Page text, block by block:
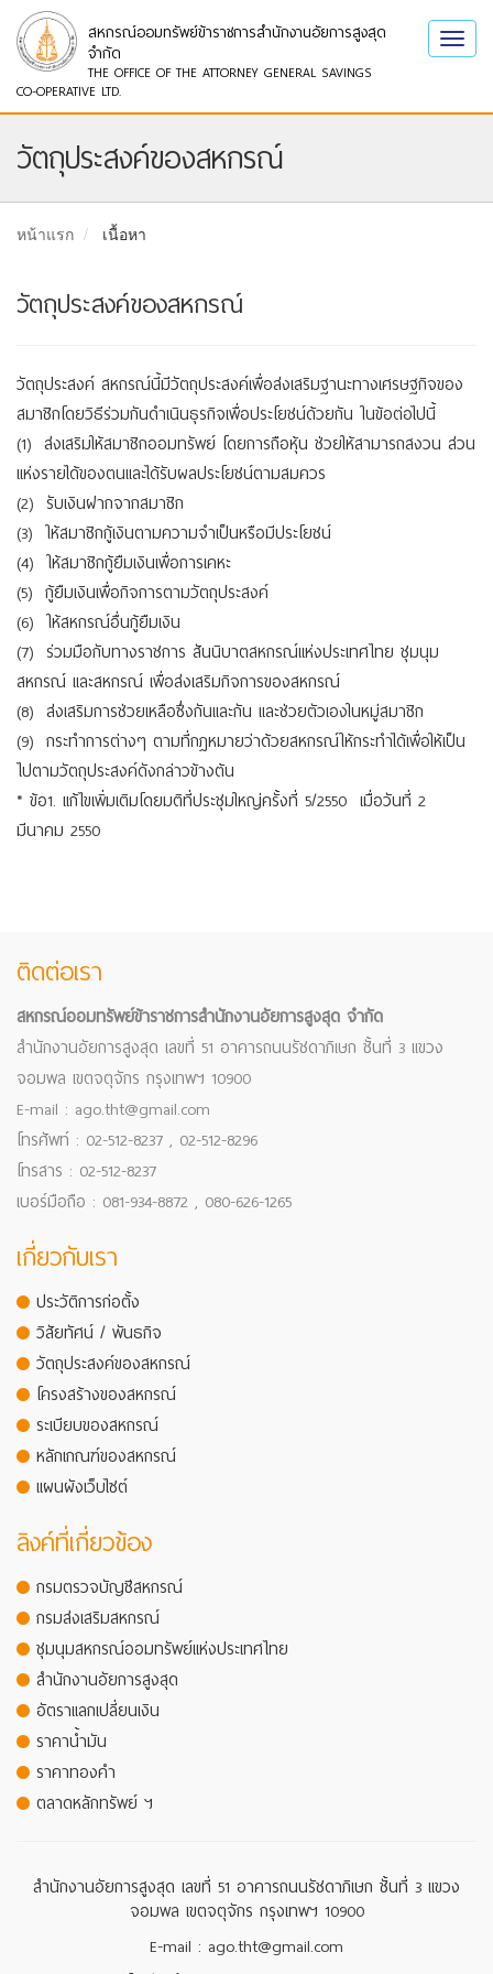
สหกรณ์ออมทรัพย์ข้าราชการสำนักงานอัยการสูงสุด
จำกัด
THE OFFICE OF THE ATTORNEY GENERAL SAVINGS
CO-OPERATIVE LTD.
วัตถุประสงค์ของสหกรณ์
หน้าแรก เนื้อหา
วัตถุประสงค์ของสหกรณ์
วัตถุประสงค์ สหกรณ์นี้มีวัตถุประสงค์เพื่อส่งเสริมฐานะทางเศรษฐกิจของ
สมาชิกโดยวิธีร่วมกันดำเนินธุรกิจเพื่อประโยชน์ด้วยกัน ในข้อต่อไปนี้
(1) ส่งเสริมให้สมาชิกออมทรัพย์ โดยการถือหุ้น ช่วยให้สามารถสงวน ส่วน
แห่งรายได้ของตนและได้รับผลประโยชน์ตามสมควร
(2) รับเงินฝากจากสมาชิก
(3) ให้สมาชิกกู้เงินตามความจำเป็นหรือมีประโยชน์
(4) ให้สมาชิกกู้ยืมเงินเพื่อการเคหะ
(5) กู้ยืมเงินเพื่อกิจการตามวัตถุประสงค์
(6) ให้สหกรณ์อื่นกู้ยืมเงิน
(7) ร่วมมือกับทางราชการ สันนิบาตสหกรณ์แห่งประเทศไทย ชุมนุม
สหกรณ์ และสหกรณ์ เพื่อส่งเสริมกิจการของสหกรณ์
(8) ส่งเสริมการช่วยเหลือซึ่งกันและกัน และช่วยตัวเองในหมู่สมาชิก
(9) กระทำการต่างๆ ตามที่กฎหมายว่าด้วยสหกรณ์ให้กระทำได้เพื่อให้เป็น
ไปตามวัตถุประสงค์ดังกล่าวข้างต้น
* ข้อ1. แก้ไขเพิ่มเติมโดยมติที่ประชุมใหญ่ครั้งที่ 5/2550 เมื่อวันที่ 2
มีนาคม 2550
ติดต่อเรา
สหกรณ์ออมทรัพย์ข้าราชการสำนักงานอัยการสูงสุด จำกัด
สำนักงานอัยการสูงสุด เลขที่ 51 อาคารถนนรัชดาภิเษก ชั้นที่ 3 แขวง
จอมพล เขตจตุจักร กรุงเทพฯ 10900
E-mail : ago.tht@gmail.com
โทรศัพท์ : 02-512-8237 , 02-512-8296
โทรสาร : 02-512-8237
เบอร์มือถือ : 081-934-8872 , 080-626-1265
เกี่ยวกับเรา
ประวัติการก่อตั้ง
วิสัยทัศน์ / พันธกิจ
วัตถุประสงค์ของสหกรณ์
โครงสร้างของสหกรณ์
ระเบียบของสหกรณ์
หลักเกณฑ์ของสหกรณ์
แผนผังเว็บไซต์
ลิงค์ที่เกี่ยวข้อง
กรมตรวจบัญชีสหกรณ์
กรมส่งเสริมสหกรณ์
ชุมนุมสหกรณ์ออมทรัพย์แห่งประเทศไทย
สำนักงานอัยการสูงสุด
อัตราแลกเปลี่ยนเงิน
ราคาน้ำมัน
ราคาทองคำ
ตลาดหลักทรัพย์ ฯ
สำนักงานอัยการสูงสุด เลขที่ 51 อาคารถนนรัชดาภิเษก ชั้นที่ 3 แขวง
จอมพล เขตจตุจักร กรุงเทพฯ 10900
E-mail : ago.tht@gmail.com